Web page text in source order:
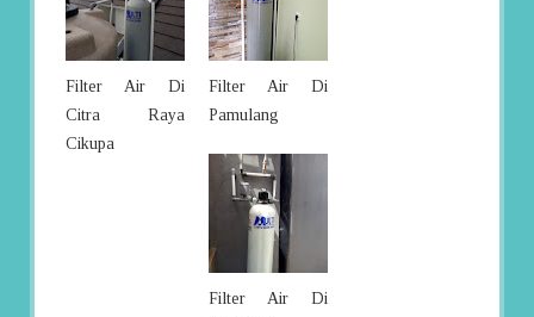
Filter Air Di
Citra Raya
Cikupa
Filter Air Di
Pamulang
Filter Air Di